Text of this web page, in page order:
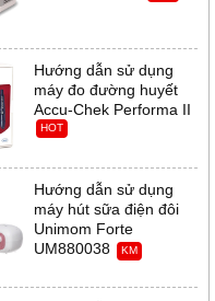
Hướng dẫn sử dụng
máy đo đường huyết
Accu-Chek Performa II
HOT
Hướng dẫn sử dụng
máy hút sữa điện đôi
Unimom Forte
UM880038
KM